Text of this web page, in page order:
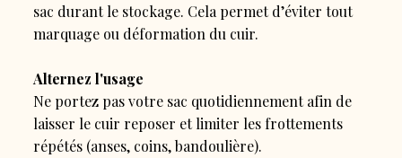
sac durant le stockage. Cela permet d’éviter tout
marquage ou déformation du cuir.
Alternez l'usage
Ne portez pas votre sac quotidiennement afin de
laisser le cuir reposer et limiter les frottements
répétés (anses, coins, bandoulière).